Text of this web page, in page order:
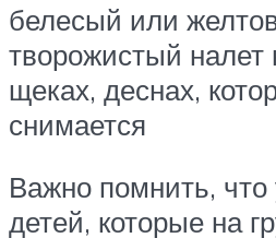
белесый или
творожистый налет
щеках, деснах,
снимается
Важно помнить,
детей, которые на